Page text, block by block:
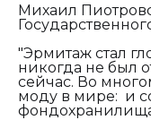
Михаил
"Эрмитаж стал
никогда не был
сейчас. Во
моду в мире: и